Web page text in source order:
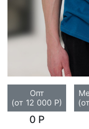
Опт
(от 12 000 Р)
0 Р